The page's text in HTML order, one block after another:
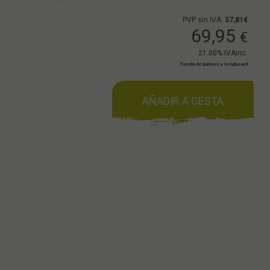
PVP sin IVA: 57,81€
69,95 €
21.00% IVAinc.
Tienda de patines y longboard
AÑADIR A CESTA